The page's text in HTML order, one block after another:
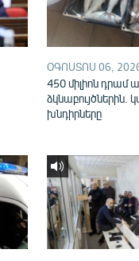
ՕԳՈՍՏՈՍ 06,
450 միլիոն դրամ
ձկնաբույծներին.
խնդիրները